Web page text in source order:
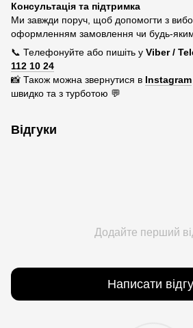
Консультація та підтримка
Ми завжди поруч, щоб допомогти з
оформленням замовлення чи будь-
📞 Телефонуйте або пишіть у Viber /
112 10 24
📸 Також можна звернутися в Instagram
швидко та з турботою 💬
Відгуки
Додайте перший
Написати